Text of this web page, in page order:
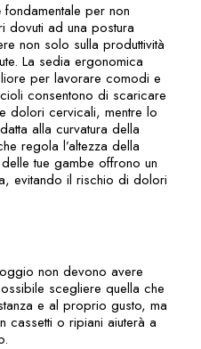
per non
dovuti ad una postura
non solo sulla produttività
La sedia ergonomica
per lavorare comodi e
consentono di scaricare
dolori cervicali, mentre lo
alla curvatura della
regola l’altezza della
tue gambe offrono un
evitando il rischio di dolori
non devono avere
scegliere quella che
e al proprio gusto, ma
cassetti o ripiani aiuterà a